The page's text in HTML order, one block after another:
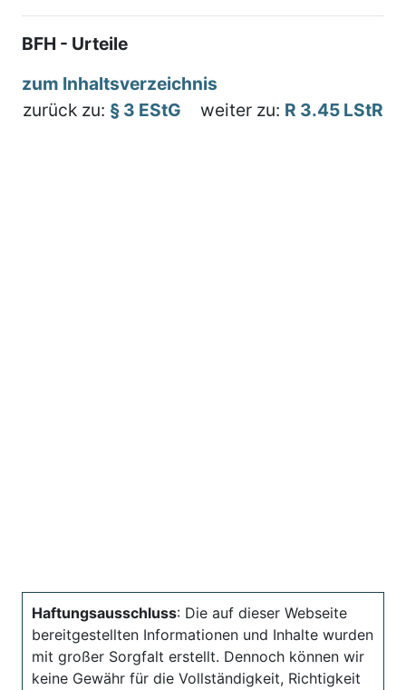
BFH - Urteile
zum Inhaltsverzeichnis
zurück zu: § 3 EStG weiter zu: R 3.45 LStR
Haftungsausschluss: Die auf dieser Webseite
bereitgestellten Informationen und Inhalte wurden
mit großer Sorgfalt erstellt. Dennoch können wir
keine Gewähr für die Vollständigkeit, Richtigkeit